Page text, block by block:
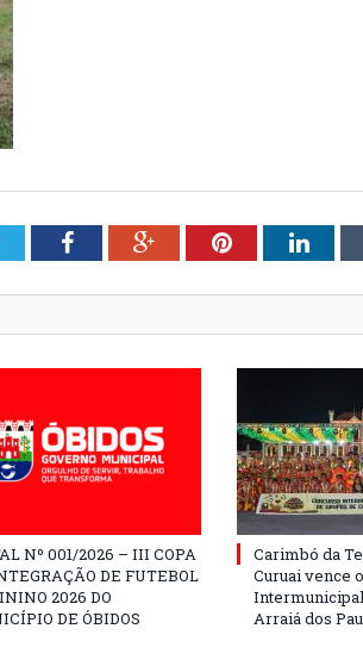
TwitterFacebookGoogle+Pinterest
Nº 001/2026 – III COPA
DE FUTEBOL
2026 DO
DE ÓBIDOS
Carimbó da
Curuai vence
Arraiá dos